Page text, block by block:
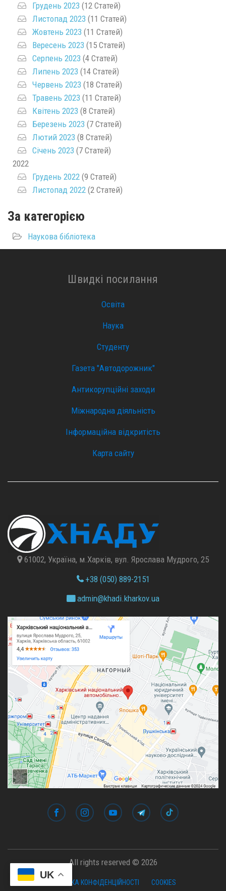
Грудень 2023 (12 Статей)
Листопад 2023 (11 Статей)
Жовтень 2023 (11 Статей)
Вересень 2023 (15 Статей)
Серпень 2023 (4 Статей)
Липень 2023 (14 Статей)
Червень 2023 (18 Статей)
Травень 2023 (11 Статей)
Квітень 2023 (8 Статей)
Березень 2023 (7 Статей)
Лютий 2023 (8 Статей)
Січень 2023 (7 Статей)
2022
Грудень 2022 (9 Статей)
Листопад 2022 (2 Статей)
За категорією
Наукова бібліотека
UK
Швидкі посилання
Освіта
Наука
Студенту
Газета "Автодорожник"
Антикорупційні заходи
Міжнародна діяльність
Інформаційна відкритість
Карта сайту
61002, Україна, м.Харків, вул. Ярослава Мудрого, 25
+38 (050) 889-2151
admin@khadi.kharkov.ua
All rights reserved © 2026
ПОЛІТИКА КОНФІДЕНЦІЙНОСТІ COOKIES